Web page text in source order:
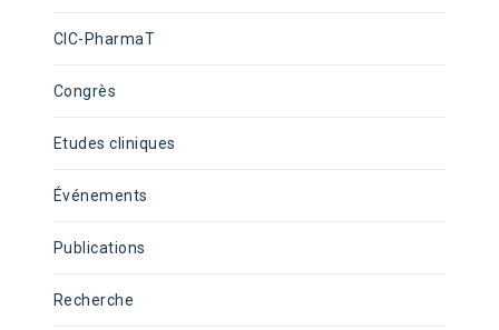
CIC-PharmaT
Congrès
Etudes cliniques
Événements
Publications
Recherche